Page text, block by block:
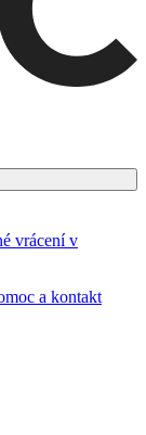
vrácení v
a kontakt